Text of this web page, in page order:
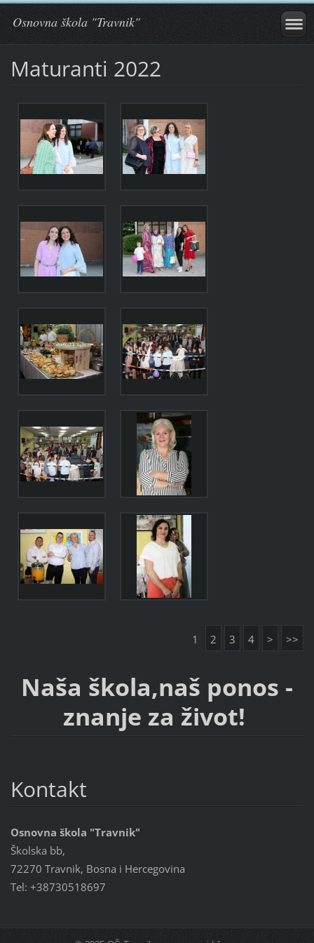
Osnovna škola "Travnik"
Maturanti 2022
1 2 3 4 > >>
Naša škola,naš ponos -
znanje za život!
Kontakt
Osnovna škola "Travnik"
Školska bb,
72270 Travnik, Bosna i Hercegovina
Tel: +38730518697